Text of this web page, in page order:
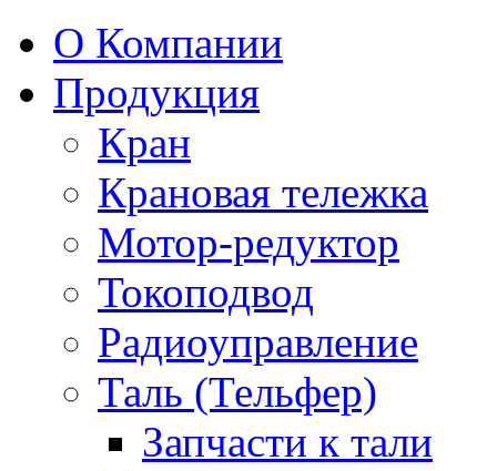
О Компании
Продукция
Кран
Крановая тележка
Мотор-редуктор
Токоподвод
Радиоуправление
Таль (Тельфер)
Запчасти к тали